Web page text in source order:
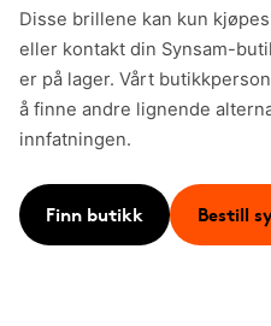
Disse brillene kan kun
eller kontakt din Synsam-
er på lager. Vårt
å finne andre lignende
innfatningen.
Finn butikk Bestill